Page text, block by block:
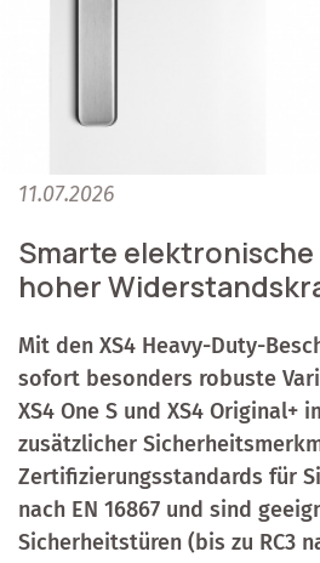
11.07.2026
Smarte
hoher
Mit den XS4 Heavy-Duty-
sofort besonders robuste
XS4 One S und XS4 Original+
zusätzlicher
Zertifizierungsstandards für
nach EN 16867 und sind
Sicherheitstüren (bis zu RC3